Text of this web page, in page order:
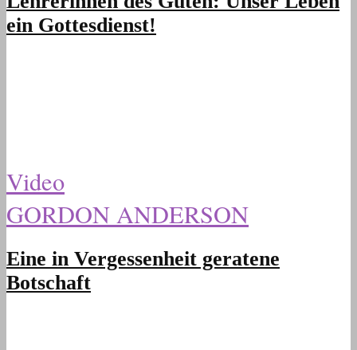
ein Gottesdienst!
Video
GORDON ANDERSON
Eine in Vergessenheit geratene
Botschaft